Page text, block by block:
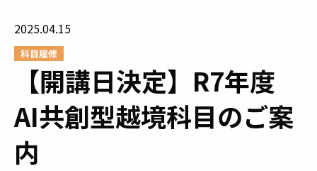
2025.04.15
科目履修
【開講日決定】R7年度
AI共創型越境科目のご案
内